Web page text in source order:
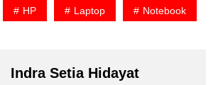
HP Laptop Notebook
Indra Setia Hidayat